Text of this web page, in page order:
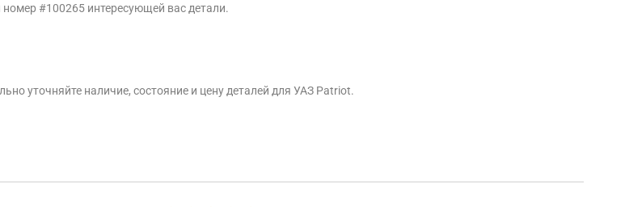
#100265 интересующей вас детали.
уточняйте наличие, состояние и цену деталей для УАЗ Patriot.